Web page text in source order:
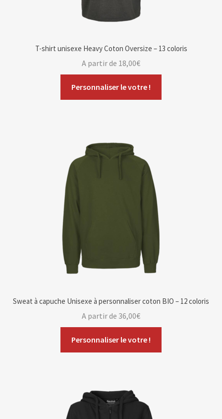
T-shirt unisexe Heavy Coton Oversize – 13 coloris
Personnaliser le votre !
A partir de 18,00€
Sweat à capuche Unisexe à personnaliser coton BIO – 12 coloris
Personnaliser le votre !
A partir de 36,00€